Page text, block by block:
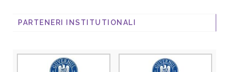
PARTENERI INSTITUTIONALI